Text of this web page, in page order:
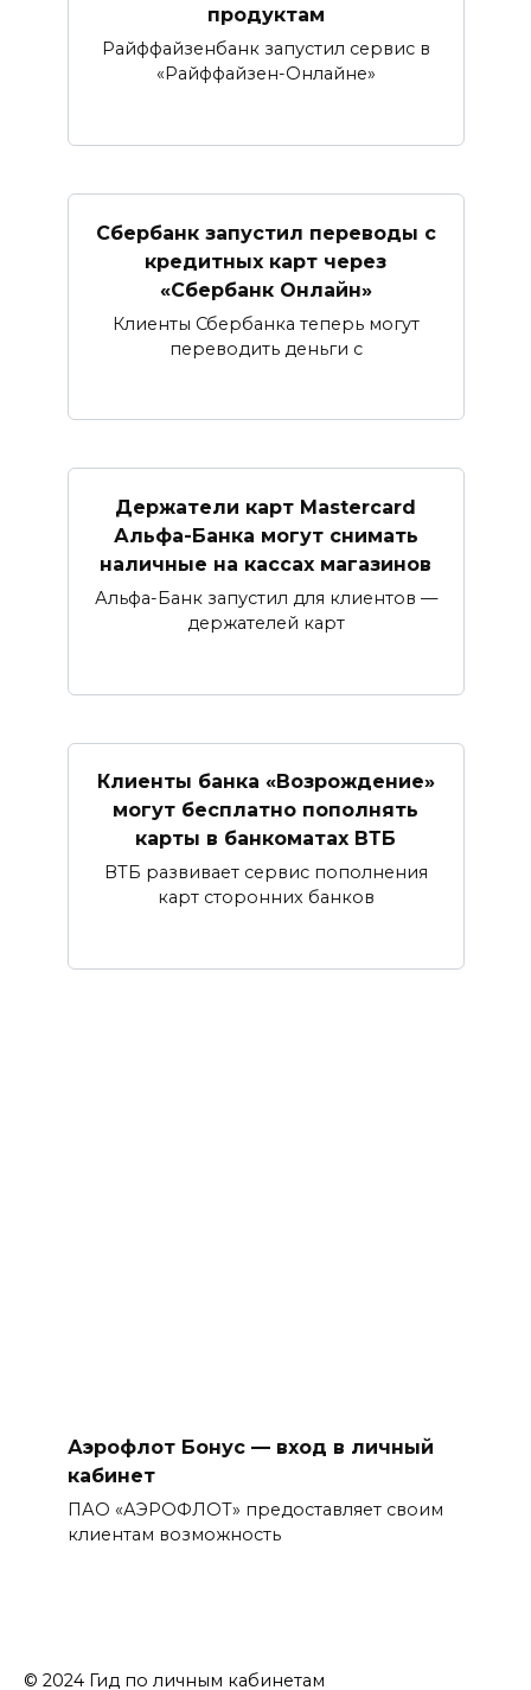
продуктам
Райффайзенбанк запустил сервис в
«Райффайзен-Онлайне»
Сбербанк запустил переводы с
кредитных карт через
«Сбербанк Онлайн»​​​​​​​
Клиенты Сбербанка теперь могут
переводить деньги с
Держатели карт Mastercard
Альфа-Банка могут снимать
наличные ​на кассах магазинов​
Альфа-Банк запустил для клиентов —
держателей карт
Клиенты банка «Возрождение»
могут бесплатно пополнять
карты в банкоматах ВТБ
ВТБ развивает сервис пополнения
карт сторонних банков
Аэрофлот Бонус — вход в личный
кабинет
ПАО «АЭРОФЛОТ» предоставляет своим
клиентам возможность
© 2024 Гид по личным кабинетам